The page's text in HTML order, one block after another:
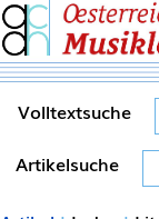
Volltextsuche
Artikelsuche